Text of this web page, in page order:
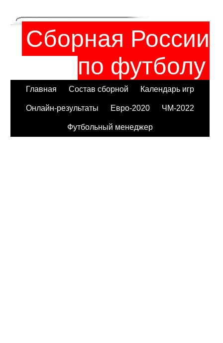
Сборная России
по футболу
Главная Состав сборной Календарь игр
Онлайн-результаты Евро-2020 ЧМ-2022
Футбольный менеджер